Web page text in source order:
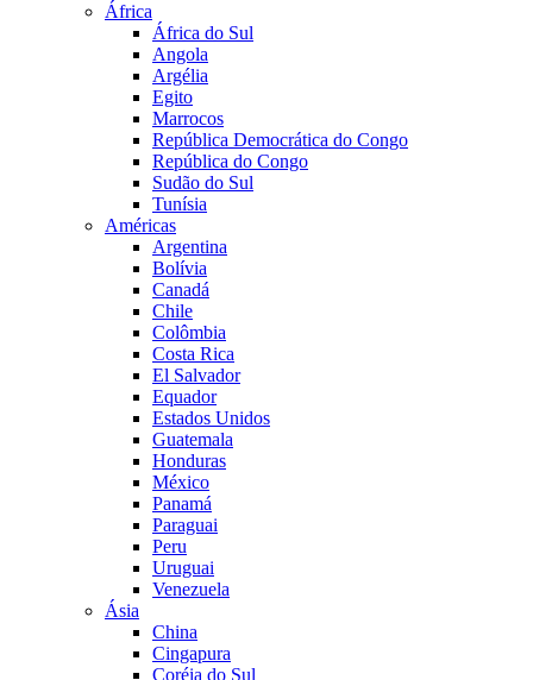
África
África do Sul
Angola
Argélia
Egito
Marrocos
República Democrática do Congo
República do Congo
Sudão do Sul
Tunísia
Américas
Argentina
Bolívia
Canadá
Chile
Colômbia
Costa Rica
El Salvador
Equador
Estados Unidos
Guatemala
Honduras
México
Panamá
Paraguai
Peru
Uruguai
Venezuela
Ásia
China
Cingapura
Coréia do Sul